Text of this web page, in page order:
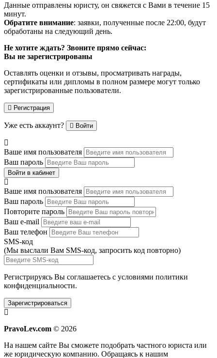
Данные отправлены юристу, он свяжется с Вами в течение 15
минут.
Обратите внимание: заявки, полученные после 22:00, будут
обработаны на следующий день.
Не хотите ждать? Звоните прямо сейчас:
Вы не зарегистрированы
Оставлять оценки и отзывы, просматривать награды,
сертификаты или дипломы в полном размере могут только
зарегистрированные пользователи.
Регистрация
Уже есть аккаунт? Войти
Ваше имя пользователя
Ваш пароль
Войти в кабинет
Ваше имя пользователя
Ваш пароль
Повторите пароль
Ваш e-mail
Ваш телефон
SMS-код
(Мы выслали Вам SMS-код, запросить код повторно)
Регистрируясь Вы соглашаетесь с условиями политики
конфиденциальности.
Зарегистрироваться
PravoLev.com © 2026
На нашем сайте Вы сможете подобрать частного юриста или
же юридическую компанию. Обращаясь к нашим